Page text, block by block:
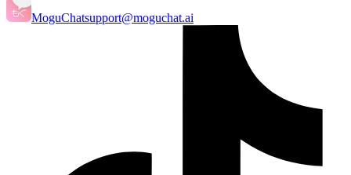
MoguChatsupport@moguchat.ai